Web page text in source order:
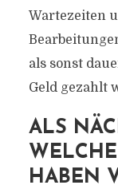
Wartezeiten
als sonst
Geld gezahlt
ALS
HABEN